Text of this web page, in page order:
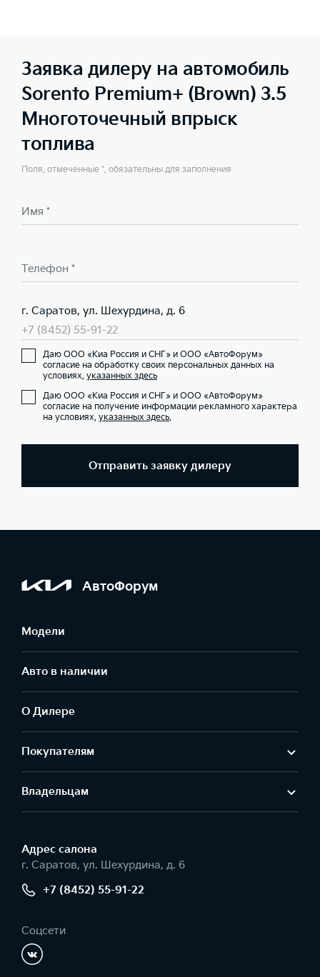
Заявка дилеру на автомобиль
Sorento Premium+ (Brown) 3.5
Многоточечный впрыск
топлива
Поля, отмеченные *, обязательны для заполнения
Имя *
Телефон *
г. Саратов, ул. Шехурдина, д. 6
+7 (8452) 55-91-22
Даю ООО «Киа Россия и СНГ» и ООО «АвтоФорум»
согласие на обработку своих персональных данных на
условиях, указанных здесь
Даю ООО «Киа Россия и СНГ» и ООО «АвтоФорум»
согласие на получение информации рекламного характера
на условиях, указанных здесь.
Отправить заявку дилеру
АвтоФорум
Модели
Авто в наличии
О Дилере
Покупателям
Владельцам
Адрес салонa
г. Саратов, ул. Шехурдина, д. 6
+7 (8452) 55-91-22
Соцсети